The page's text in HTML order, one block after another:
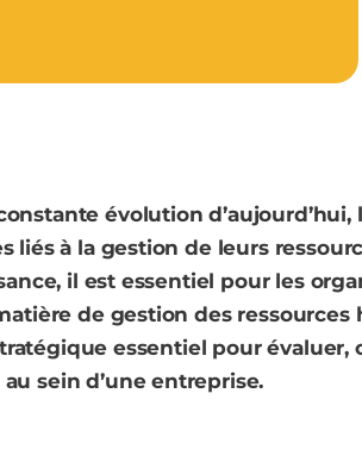
évolution d’aujourd’hui,
liés à la gestion de leurs
il est essentiel pour les
de gestion des ressources
essentiel pour
sein d’une entreprise.